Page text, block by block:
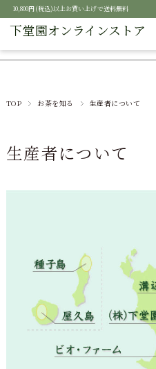
下堂園オンラインストア
10,800円(税込)以上お買い上げで送料無料
TOP お茶を知る 生産者について
生産者について